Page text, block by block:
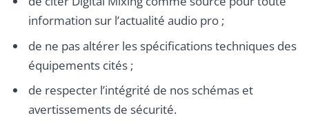
information sur l’actualité audio pro ;
de ne pas altérer les spécifications techniques des
équipements cités ;
de respecter l’intégrité de nos schémas et
avertissements de sécurité.